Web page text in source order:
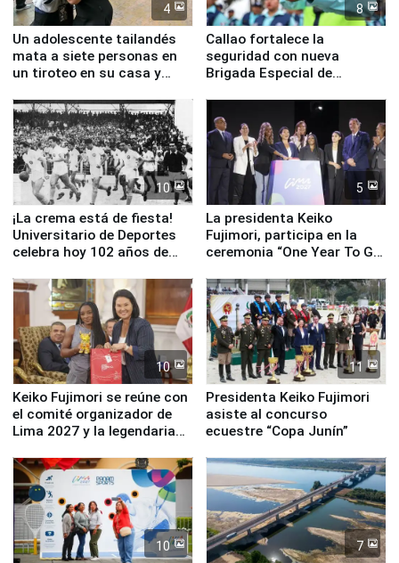
4
Un adolescente tailandés
mata a siete personas en
un tiroteo en su casa y
8
Callao fortalece la
seguridad con nueva
Brigada Especial de
equipamiento para
Serenazgo
10
¡La crema está de fiesta!
Universitario de Deportes
celebra hoy 102 años de
5
La presidenta Keiko
Fujimori, participa en la
ceremonia “One Year To Go
10
Keiko Fujimori se reúne con
el comité organizador de
Lima 2027 y la legendaria
11
Presidenta Keiko Fujimori
asiste al concurso
ecuestre “Copa Junín”
10 7